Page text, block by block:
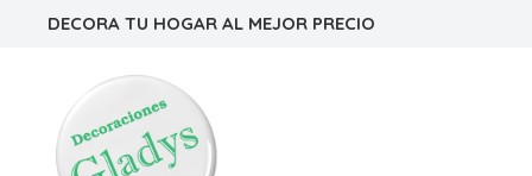
DECORA TU HOGAR AL MEJOR PRECIO